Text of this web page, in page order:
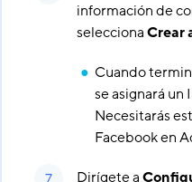
información de
seleccionaCrear
Cuando
se asignará un
Necesitarás
Facebook en
Dirígete a